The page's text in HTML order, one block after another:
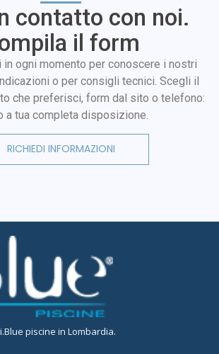
contatto con noi.
il form
in ogni momento per conoscere i nostri
o per consigli tecnici. Scegli il
che preferisci, form dal sito o telefono:
a tua completa disposizione.
RICHIEDI INFORMAZIONI
i.Blue piscine in Lombardia.